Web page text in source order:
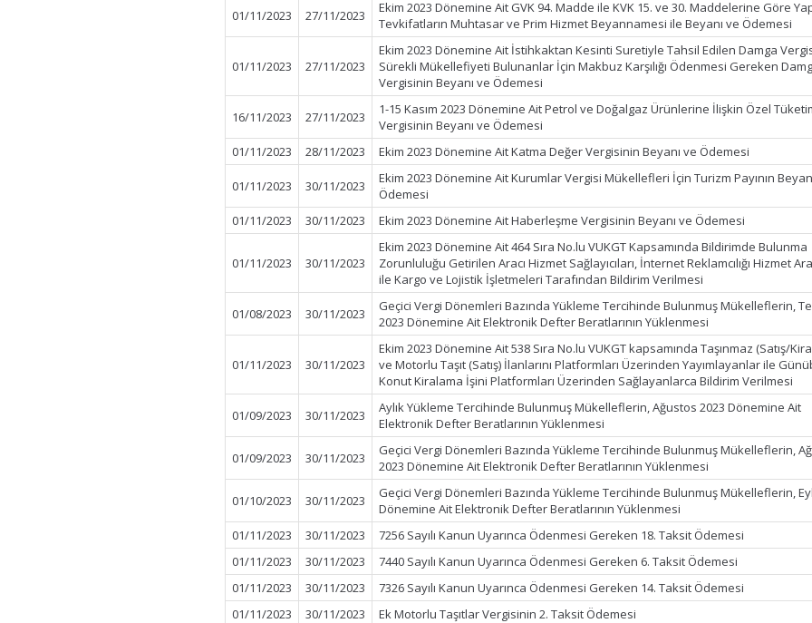
01/11/2023 27/11/2023
Ekim 2023 Dönemine Ait GVK 94. Madde ile KVK 15. ve 30. Maddelerine Göre
Tevkifatların Muhtasar ve Prim Hizmet Beyannamesi ile Beyanı ve Ödemesi
01/11/2023 27/11/2023
Ekim 2023 Dönemine Ait İstihkaktan Kesinti Suretiyle Tahsil Edilen Damga
Sürekli Mükellefiyeti Bulunanlar İçin Makbuz Karşılığı Ödenmesi Gereken
Vergisinin Beyanı ve Ödemesi
16/11/2023 27/11/2023
1-15 Kasım 2023 Dönemine Ait Petrol ve Doğalgaz Ürünlerine İlişkin Özel
Vergisinin Beyanı ve Ödemesi
01/11/2023
28/11/2023 Ekim 2023 Dönemine Ait Katma Değer Vergisinin Beyanı ve Ödemesi
01/11/2023 30/11/2023
Ekim 2023 Dönemine Ait Kurumlar Vergisi Mükellefleri İçin Turizm Payının
Ödemesi
01/11/2023
30/11/2023 Ekim 2023 Dönemine Ait Haberleşme Vergisinin Beyanı ve Ödemesi
01/11/2023 30/11/2023
Ekim 2023 Dönemine Ait 464 Sıra No.lu VUKGT Kapsamında Bildirimde Bulunma
Zorunluluğu Getirilen Aracı Hizmet Sağlayıcıları, İnternet Reklamcılığı Hizmet
ile Kargo ve Lojistik İşletmeleri Tarafından Bildirim Verilmesi
01/08/2023 30/11/2023
Geçici Vergi Dönemleri Bazında Yükleme Tercihinde Bulunmuş Mükelleflerin,
2023 Dönemine Ait Elektronik Defter Beratlarının Yüklenmesi
01/11/2023 30/11/2023
Ekim 2023 Dönemine Ait 538 Sıra No.lu VUKGT kapsamında Taşınmaz (Satış/
ve Motorlu Taşıt (Satış) İlanlarını Platformları Üzerinden Yayımlayanlar ile
Konut Kiralama İşini Platformları Üzerinden Sağlayanlarca Bildirim Verilmesi
01/09/2023 30/11/2023
Aylık Yükleme Tercihinde Bulunmuş Mükelleflerin, Ağustos 2023 Dönemine Ait
Elektronik Defter Beratlarının Yüklenmesi
01/09/2023 30/11/2023
Geçici Vergi Dönemleri Bazında Yükleme Tercihinde Bulunmuş Mükelleflerin,
2023 Dönemine Ait Elektronik Defter Beratlarının Yüklenmesi
01/10/2023 30/11/2023
Geçici Vergi Dönemleri Bazında Yükleme Tercihinde Bulunmuş Mükelleflerin,
Dönemine Ait Elektronik Defter Beratlarının Yüklenmesi
01/11/2023
30/11/2023
7256 Sayılı Kanun Uyarınca Ödenmesi Gereken 18. Taksit Ödemesi
01/11/2023
30/11/2023
7440 Sayılı Kanun Uyarınca Ödenmesi Gereken 6. Taksit Ödemesi
01/11/2023
30/11/2023
7326 Sayılı Kanun Uyarınca Ödenmesi Gereken 14. Taksit Ödemesi
01/11/2023
30/11/2023
Ek Motorlu Taşıtlar Vergisinin 2. Taksit Ödemesi